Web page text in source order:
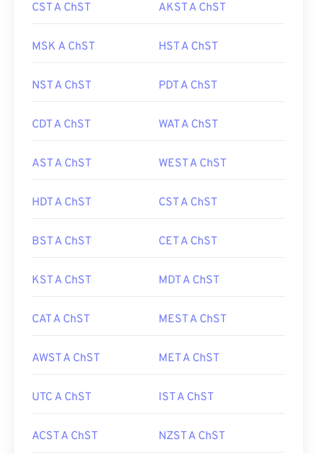
CST A ChST AKST A ChST
MSK A ChST HST A ChST
NST A ChST PDT A ChST
CDT A ChST WAT A ChST
AST A ChST WEST A ChST
HDT A ChST CST A ChST
BST A ChST CET A ChST
KST A ChST MDT A ChST
CAT A ChST MEST A ChST
AWST A ChST MET A ChST
UTC A ChST IST A ChST
ACST A ChST NZST A ChST